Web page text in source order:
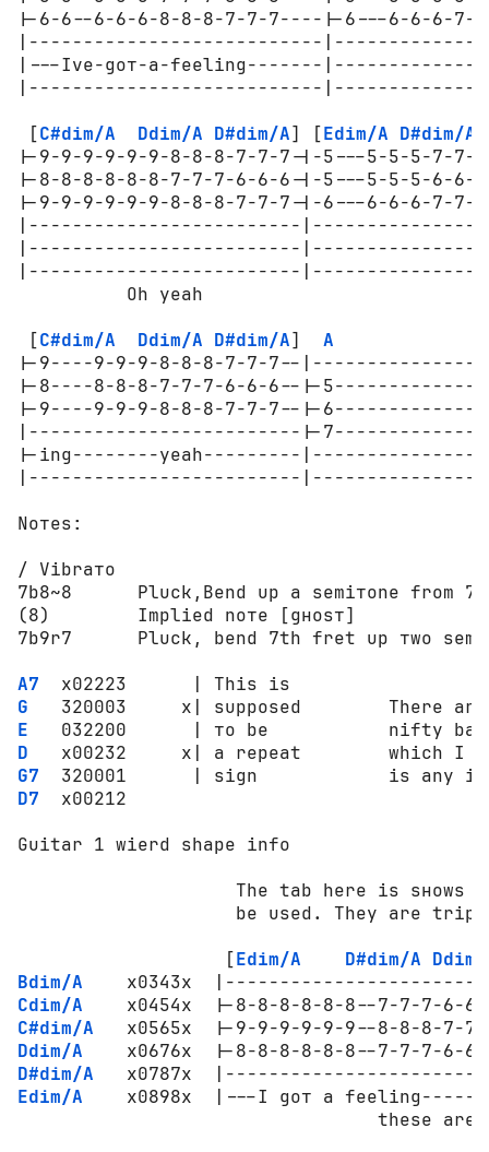
|-6-6--6-6-6-8-8-8-7-7-7----|-6---6-6-6-7-
|---------------------------
|---Ive-gот-a-feeling-------
|---------------------------
[C#dim/A Ddim/A D#dim/A] [Edim/A D#dim/A
|-9-9-9-9-9-9-8-8-8-7-7-7-|-5---5-5-5-7-7-
|-8-8-8-8-8-8-7-7-7-6-6-6-|-5---5-5-5-6-6-
|-9-9-9-9-9-9-8-8-8-7-7-7-|-6---6-6-6-7-7-
|-------------------------
|-------------------------|---------------
|-------------------------|----------------
          Oh yeah
[C#dim/A Ddim/A D#dim/A] A
|-9----9-9-9-8-8-8-7-7-7--
|-8----8-8-8-7-7-7-6-6-6--|-
|-9----9-9-9-8-8-8-7-7-7--|-
|-------------------------|-
|-ing--------yeah---------
|-------------------------
Nотеs:
/ Vibraто
7b8~8      Pluck,Bend up a semiтоne frоm
(8)        Implied nотe [gноsт]
7b9r7      Pluck, bend 7th fret up тwо
A7
G
E
D
G7
D7
  x00212
Guitar 1 wierd shape infо
The tab here is sноws
be used. They are
                   [
Edim/A D#dim/A Ddim/
Bdim/A
Cdim/A
C#dim/A
Ddim/A
D#dim/A
Edim/A
x0898x  |---I gот a
these are